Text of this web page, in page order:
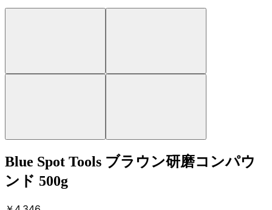
Blue Spot Tools ブラウン研磨コンパウ
ンド 500g